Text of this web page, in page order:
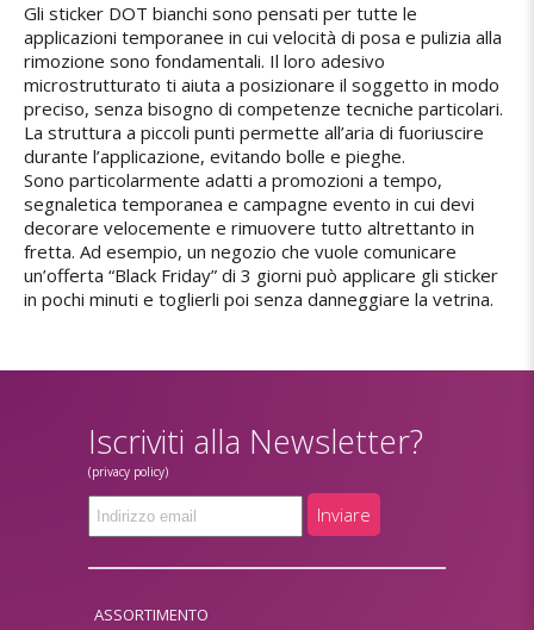
Gli sticker DOT bianchi sono pensati per tutte le
applicazioni temporanee in cui velocità di posa e pulizia alla
rimozione sono fondamentali. Il loro adesivo
microstrutturato ti aiuta a posizionare il soggetto in modo
preciso, senza bisogno di competenze tecniche particolari.
La struttura a piccoli punti permette all’aria di fuoriuscire
durante l’applicazione, evitando bolle e pieghe.
Sono particolarmente adatti a promozioni a tempo,
segnaletica temporanea e campagne evento in cui devi
decorare velocemente e rimuovere tutto altrettanto in
fretta. Ad esempio, un negozio che vuole comunicare
un’offerta “Black Friday” di 3 giorni può applicare gli sticker
in pochi minuti e toglierli poi senza danneggiare la vetrina.
Iscriviti alla Newsletter?
(privacy policy)
Inviare
ASSORTIMENTO